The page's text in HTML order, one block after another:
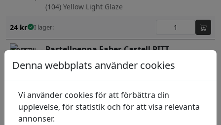
(104) Yellow Light Glaze
24 kr I lager:
Pastellpenna Faber-Castell PITT
(185) Naples Yellow
24kr I lager:
Pastellpenna Faber-Castell PITT
(188) Sanguine Medium
Denna webbplats använder cookies
Vi använder cookies för att förbättra din
upplevelse, för statistik och för att visa relevanta
annonser.